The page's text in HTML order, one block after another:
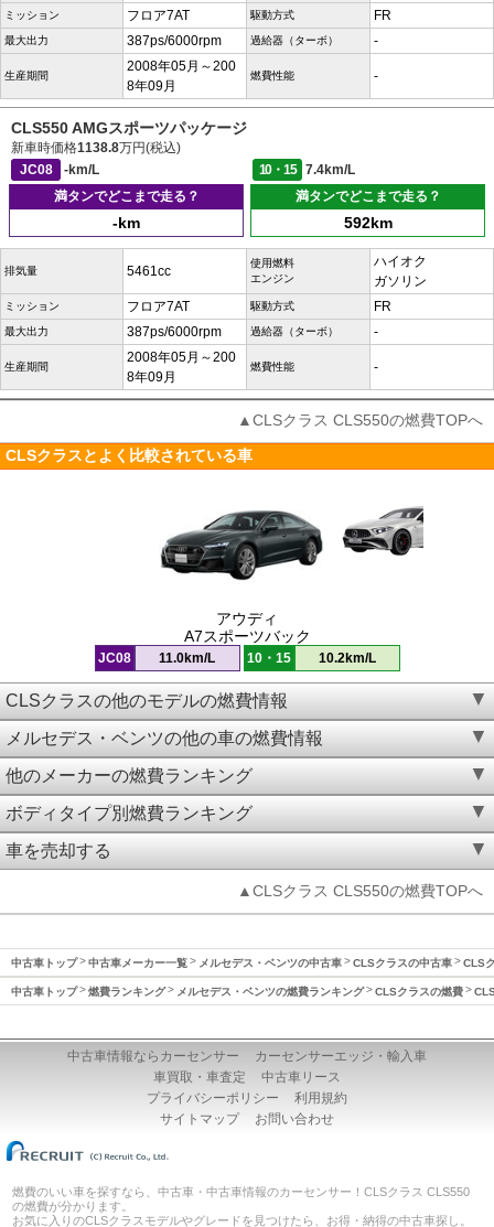
ミッション フロア7AT 駆動方式 FR
最大出力 387ps/6000rpm 過給器（ターボ） -
生産期間
2008年05月～200
8年09月
燃費性能 -
CLS550 AMGスポーツパッケージ
新車時価格1138.8万円(税込)
JC08
-km/L 10・15
7.4km/L
満タンでどこまで走る？
-km
満タンでどこまで走る？
592km
排気量 5461cc
使用燃料
エンジン
ハイオク
ガソリン
ミッション フロア7AT 駆動方式 FR
最大出力 387ps/6000rpm 過給器（ターボ） -
生産期間
2008年05月～200
8年09月
燃費性能 -
▲CLSクラス CLS550の燃費TOPへ
CLSクラスとよく比較されている車
アウディ
A7スポーツバック
JC08 11.0km/L 10・15 10.2km/L
CLSクラスの他のモデルの燃費情報
メルセデス・ベンツの他の車の燃費情報
他のメーカーの燃費ランキング
ボディタイプ別燃費ランキング
車を売却する
▲CLSクラス CLS550の燃費TOPへ
中古車トップ 中古車メーカー一覧 メルセデス・ベンツの中古車 CLSクラスの中古車 CLS
中古車トップ 燃費ランキング メルセデス・ベンツの燃費ランキング CLSクラスの燃費
中古車情報ならカーセンサー
カーセンサーエッジ・輸入車
車買取・車査定
中古車リース
プライバシーポリシー
利用規約
サイトマップ
お問い合わせ
燃費のいい車を探すなら、中古車・中古車情報のカーセンサー！CLSクラス CLS550
の燃費が分かります。
お気に入りのCLSクラスモデルやグレードを見つけたら、お得・納得の中古車探し。